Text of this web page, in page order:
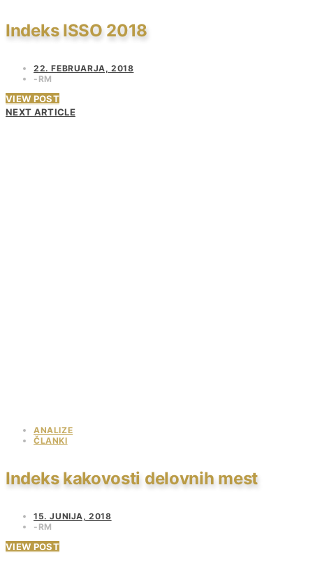
Indeks ISSO 2018
22. FEBRUARJA, 2018
RM
VIEW POST
NEXT ARTICLE
ANALIZE
ČLANKI
Indeks kakovosti delovnih mest
15. JUNIJA, 2018
RM
VIEW POST